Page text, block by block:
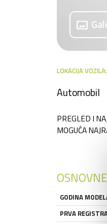
panorama
LOKACIJA
Automobil
PREGLED I
MOGUĆA
GODINA
PRVA